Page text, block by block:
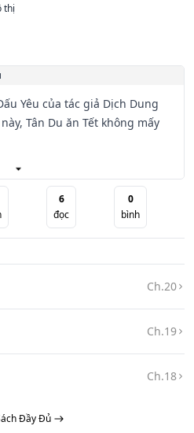
thị
Yêu của tác giả Dịch Dung
Tân Du ăn Tết không mấy
tìm bạn gái, nhưng năm nay
nha, bà con hàng xóm
6
đọc
0
bình
Ch.20
Ch.19
Ch.18
Đầy Đủ